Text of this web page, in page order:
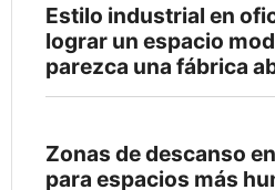
Estilo industrial en
lograr un espacio
parezca una fábrica
Zonas de descanso
para espacios más